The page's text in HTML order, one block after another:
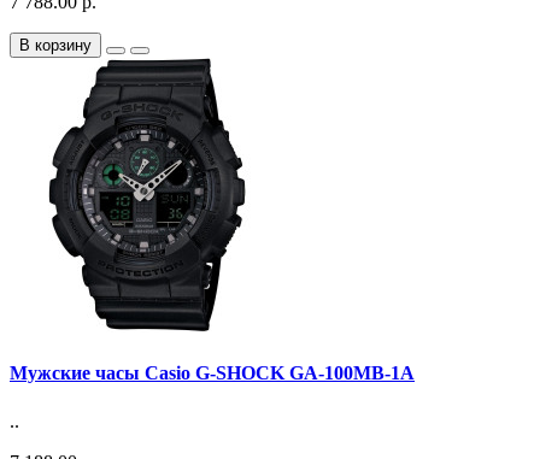
В корзину
Мужские часы Casio G-SHOCK GA-100MB-1A
..